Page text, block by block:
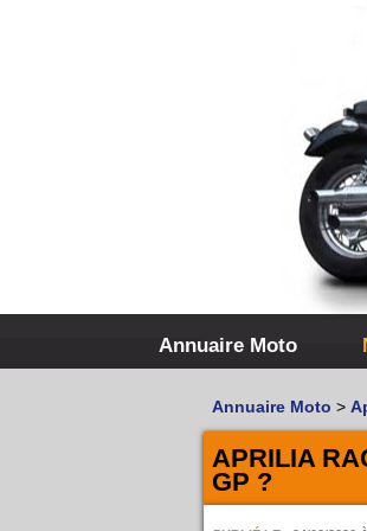
Annuaire Moto
Annuaire Moto >
APRILIA
GP ?